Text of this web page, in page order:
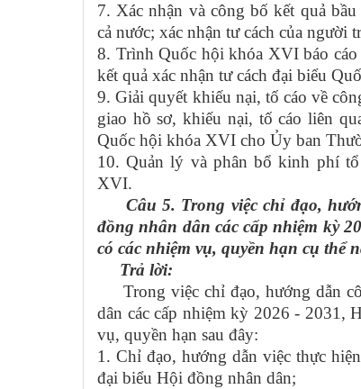
7. Xác nhận và công bố kết quả
cả nước; xác nhận tư cách của
8. Trình Quốc hội khóa XVI báo
kết quả xác nhận tư cách đại biểu
9. Giải quyết khiếu nại, tố cáo về
giao hồ sơ, khiếu nại, tố cáo liên
Quốc hội khóa XVI cho Ủy ban
10. Quản lý và phân bổ kinh phí
XVI.
Câu 5. Trong việc chỉ đạo,
đồng nhân dân các cấp nhiệm kỳ
có các nhiệm vụ, quyền hạn cụ thể
Trả lời:
Trong việc chỉ đạo, hướng dẫn
dân các cấp nhiệm kỳ 2026 - 2031,
vụ, quyền hạn sau đây:
1. Chỉ đạo, hướng dẫn việc thực
đại biểu Hội đồng nhân dân;